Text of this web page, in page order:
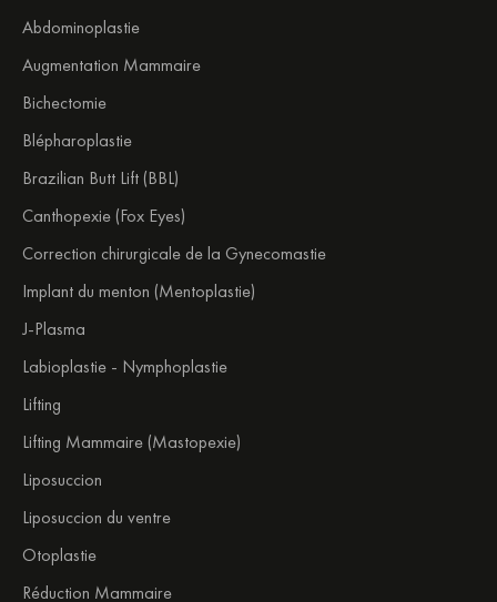
Abdominoplastie
Augmentation Mammaire
Bichectomie
Blépharoplastie
Brazilian Butt Lift (BBL)
Canthopexie (Fox Eyes)
Correction chirurgicale de la Gynecomastie
Implant du menton (Mentoplastie)
J-Plasma
Labioplastie - Nymphoplastie
Lifting
Lifting Mammaire (Mastopexie)
Liposuccion
Liposuccion du ventre
Otoplastie
Réduction Mammaire